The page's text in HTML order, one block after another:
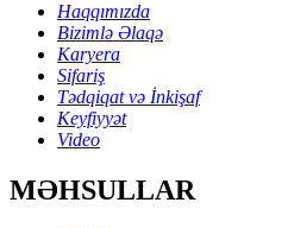
Haqqımızda
Bizimlə Əlaqə
Karyera
Sifariş
Tədqiqat və İnkişaf
Keyfiyyət
Video
MƏHSULLAR